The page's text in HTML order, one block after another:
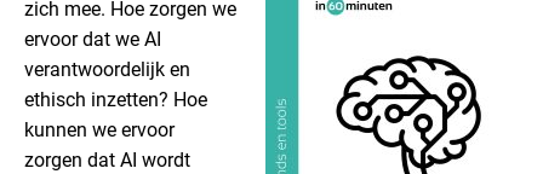
zich mee. Hoe zorgen we
ervoor dat we AI
verantwoordelijk en
ethisch inzetten? Hoe
kunnen we ervoor
zorgen dat AI wordt